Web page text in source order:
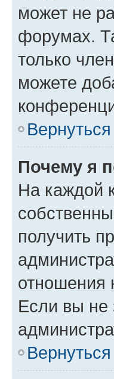
может не
форумах.
только
можете
Почему я
На каждой
получить
отношения
Если вы не